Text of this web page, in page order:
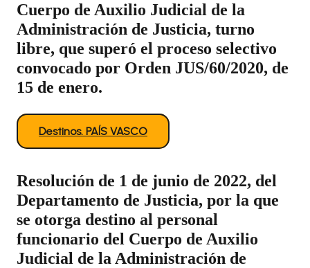
Cuerpo de Auxilio Judicial de la
Administración de Justicia, turno
libre, que superó el proceso selectivo
convocado por Orden JUS/60/2020, de
15 de enero.
Destinos. PAÍS VASCO
Resolución de 1 de junio de 2022, del
Departamento de Justicia, por la que
se otorga destino al personal
funcionario del Cuerpo de Auxilio
Judicial de la Administración de